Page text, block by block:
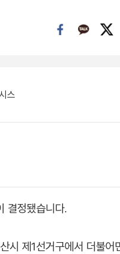
스
결정됐습니다.
시 제1선거구에서 더불어